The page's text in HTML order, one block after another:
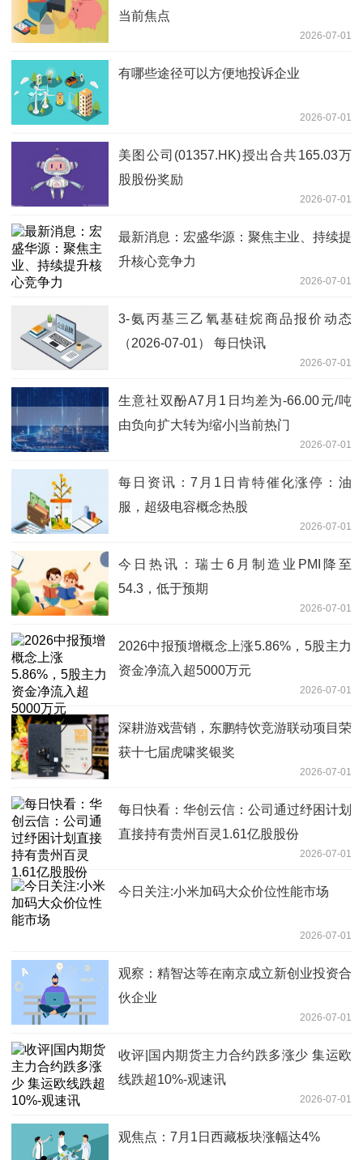
当前焦点
2026-07-01
有哪些途径可以方便地投诉企业
2026-07-01
美图公司(01357.HK)授出合共165.03万
股股份奖励
2026-07-01
最新消息：宏盛华源：聚焦主业、持续提
升核心竞争力
2026-07-01
3-氨丙基三乙氧基硅烷商品报价动态
（2026-07-01） 每日快讯
2026-07-01
生意社双酚A7月1日均差为-66.00元/吨
由负向扩大转为缩小|当前热门
2026-07-01
每日资讯：7月1日肯特催化涨停：油
服，超级电容概念热股
2026-07-01
今日热讯：瑞士6月制造业PMI降至
54.3，低于预期
2026-07-01
2026中报预增概念上涨5.86%，5股主力
资金净流入超5000万元
2026-07-01
深耕游戏营销，东鹏特饮竞游联动项目荣
获十七届虎啸奖银奖
2026-07-01
每日快看：华创云信：公司通过纾困计划
直接持有贵州百灵1.61亿股股份
2026-07-01
今日关注:小米加码大众价位性能市场
2026-07-01
观察：精智达等在南京成立新创业投资合
伙企业
2026-07-01
收评|国内期货主力合约跌多涨少 集运欧
线跌超10%-观速讯
2026-07-01
观焦点：7月1日西藏板块涨幅达4%